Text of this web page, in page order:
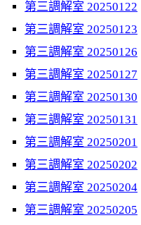
第三調解室 20250122
第三調解室 20250123
第三調解室 20250126
第三調解室 20250127
第三調解室 20250130
第三調解室 20250131
第三調解室 20250201
第三調解室 20250202
第三調解室 20250204
第三調解室 20250205